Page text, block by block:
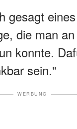
gesagt
die man
konnte.
sein."
WERBUNG